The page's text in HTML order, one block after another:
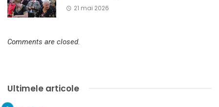
21 mai 2026
Comments are closed.
Ultimele articole